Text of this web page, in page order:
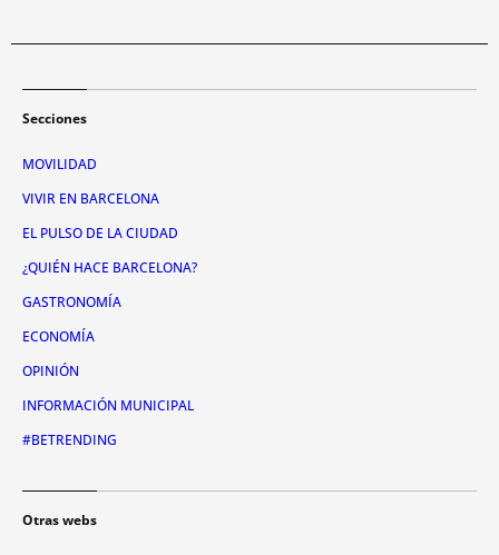
Secciones
MOVILIDAD
VIVIR EN BARCELONA
EL PULSO DE LA CIUDAD
¿QUIÉN HACE BARCELONA?
GASTRONOMÍA
ECONOMÍA
OPINIÓN
INFORMACIÓN MUNICIPAL
#BETRENDING
Otras webs